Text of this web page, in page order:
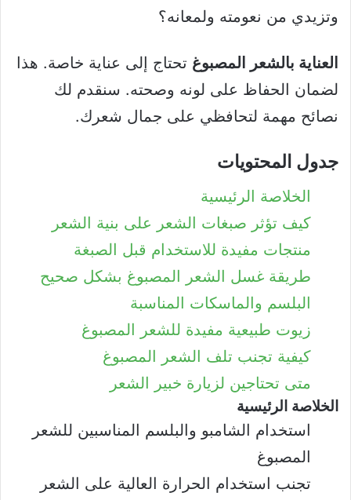
وتزيدي من نعومته ولمعانه؟
العناية بالشعر المصبوغ تحتاج إلى عناية خاصة. هذا
لضمان الحفاظ على لونه وصحته. سنقدم لك
نصائح مهمة لتحافظي على جمال شعرك.
جدول المحتويات
الخلاصة الرئيسية
كيف تؤثر صبغات الشعر على بنية الشعر
منتجات مفيدة للاستخدام قبل الصبغة
طريقة غسل الشعر المصبوغ بشكل صحيح
البلسم والماسكات المناسبة
زيوت طبيعية مفيدة للشعر المصبوغ
كيفية تجنب تلف الشعر المصبوغ
متى تحتاجين لزيارة خبير الشعر
الخلاصة الرئيسية
استخدام الشامبو والبلسم المناسبين للشعر
المصبوغ
تجنب استخدام الحرارة العالية على الشعر